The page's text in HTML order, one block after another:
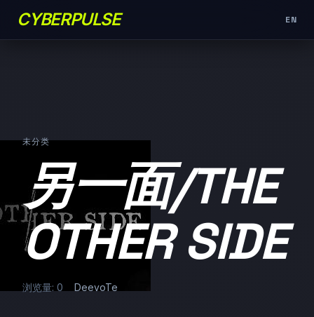
CYBERPULSE EN
未分类
另一面/THE
OTHER SIDE
浏览量: 0 DeevoTe